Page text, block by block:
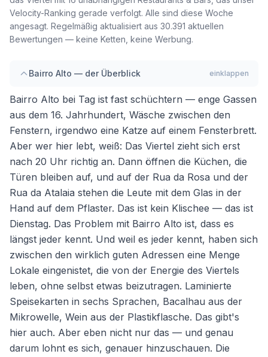
Velocity-Ranking gerade verfolgt. Alle sind diese Woche
angesagt. Regelmäßig aktualisiert aus 30.391 aktuellen
Bewertungen — keine Ketten, keine Werbung.
Bairro Alto — der Überblick einklappen
Bairro Alto bei Tag ist fast schüchtern — enge Gassen
aus dem 16. Jahrhundert, Wäsche zwischen den
Fenstern, irgendwo eine Katze auf einem Fensterbrett.
Aber wer hier lebt, weiß: Das Viertel zieht sich erst
nach 20 Uhr richtig an. Dann öffnen die Küchen, die
Türen bleiben auf, und auf der Rua da Rosa und der
Rua da Atalaia stehen die Leute mit dem Glas in der
Hand auf dem Pflaster. Das ist kein Klischee — das ist
Dienstag. Das Problem mit Bairro Alto ist, dass es
längst jeder kennt. Und weil es jeder kennt, haben sich
zwischen den wirklich guten Adressen eine Menge
Lokale eingenistet, die von der Energie des Viertels
leben, ohne selbst etwas beizutragen. Laminierte
Speisekarten in sechs Sprachen, Bacalhau aus der
Mikrowelle, Wein aus der Plastikflasche. Das gibt's
hier auch. Aber eben nicht nur das — und genau
darum lohnt es sich, genauer hinzuschauen. Die